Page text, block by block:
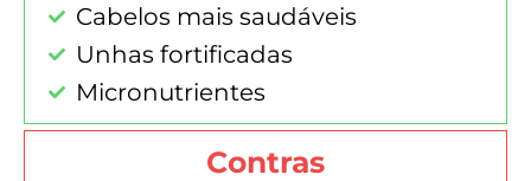
Cabelos mais saudáveis
Unhas fortificadas
Micronutrientes
Contras